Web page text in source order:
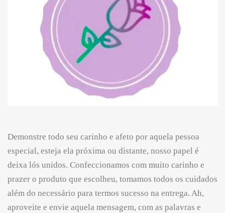
Demonstre todo seu carinho e afeto por aquela pessoa
especial, esteja ela próxima ou distante, nosso papel é
deixa lós unidos. Confeccionamos com muito carinho e
prazer o produto que escolheu, tomamos todos os cuidados
além do necessário para termos sucesso na entrega. Ah,
aproveite e envie aquela mensagem, com as palavras e